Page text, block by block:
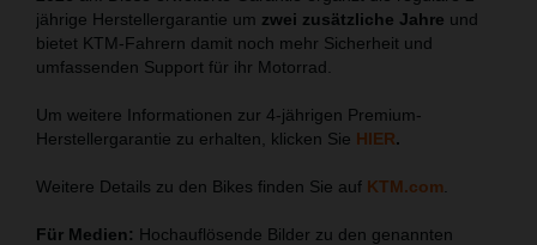
jährige Herstellergarantie um zwei zusätzliche Jahre und
bietet KTM-Fahrern damit noch mehr Sicherheit und
umfassenden Support für ihr Motorrad.
Um weitere Informationen zur 4-jährigen Premium-
Herstellergarantie zu erhalten, klicken Sie HIER.
Weitere Details zu den Bikes finden Sie auf KTM.com
Für Medien: Hochauflösende Bilder zu den genannten